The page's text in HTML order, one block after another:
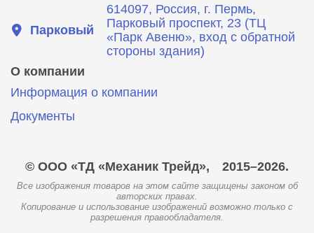
Парковый
614097, Россия, г. Пермь,
Парковый проспект, 23 (ТЦ
«Парк Авеню», вход с обратной
стороны здания)
О компании
Информация о компании
Документы
© ООО «ТД «Механик Трейд», 2015–2026.
Все изображения товаров на этом сайте защищены законом об
авторских правах.
Копирование и использование изображений возможно только с
разрешения правообладателя.